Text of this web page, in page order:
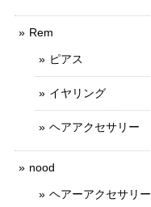
Rem
ピアス
イヤリング
ヘアアクセサリー
nood
ヘアーアクセサリー